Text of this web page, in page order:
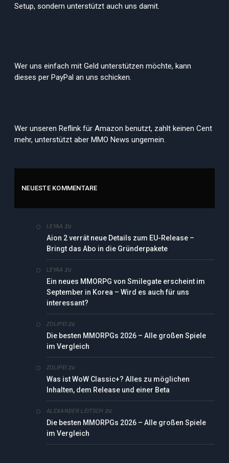
Setup, sondern unterstützt auch uns damit.
Wer uns einfach mit Geld unterstützen möchte, kann
dieses per PayPal an uns schicken.
Wer unseren Reflink für Amazon benutzt, zahlt keinen Cent
mehr, unterstützt aber MMO News ungemein.
NEUESTE KOMMENTARE
LEYAA zu
Aion 2 verrät neue Details zum EU-Release –
Bringt das Abo in die Gründerpakete
LEYAA zu
Ein neues MMORPG von Smilegate erscheint im
September in Korea – Wird es auch für uns
interessant?
ZOLIPEI zu
Die besten MMORPGs 2026 – Alle großen Spiele
im Vergleich
ZOLIPEI zu
Was ist WoW Classic+? Alles zu möglichen
Inhalten, dem Release und einer Beta
ALEXANDER LEITSCH zu
Die besten MMORPGs 2026 – Alle großen Spiele
im Vergleich